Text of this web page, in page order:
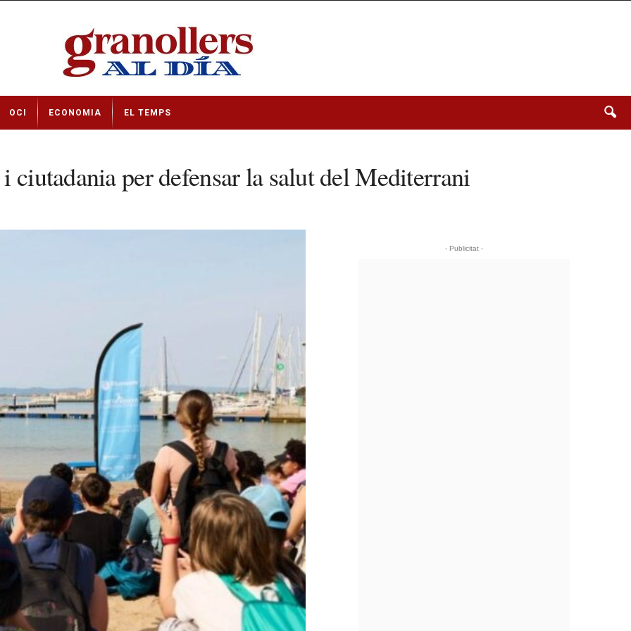
OCI ECONOMIA EL TEMPS
ciutadania per defensar la salut del Mediterrani
- Publicitat -